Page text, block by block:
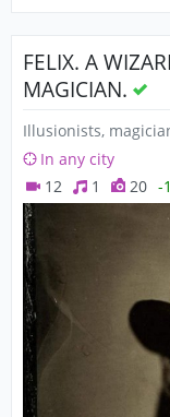
FELIX. A
MAGICIAN.
Illusionists,
In any city
12
1 20 -